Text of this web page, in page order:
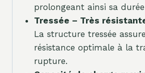
prolongeant ainsi sa
Tressée – Très
La structure tressée
résistance optimale à la
rupture.